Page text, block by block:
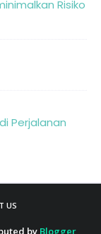
Risiko
Perjalanan
US
by Blogger